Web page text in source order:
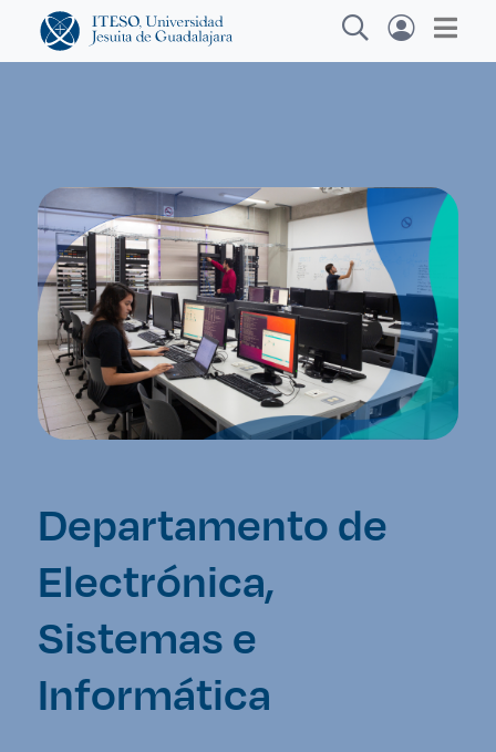
Explora sitios web, programas académicos,
actividades y noticias
Diplomados y Curs|
Aspirantes
Becas
Graduaciones
Departamento de
Electrónica,
Sistemas e
Informática